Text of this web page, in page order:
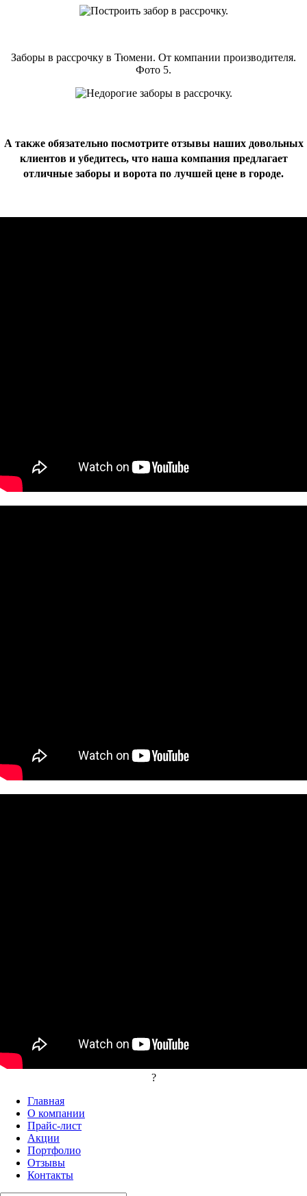
Заборы в рассрочку в Тюмени. От компании производителя.
Фото 5.
А также обязательно посмотрите отзывы наших довольных
клиентов и убедитесь, что наша компания предлагает
отличные заборы и ворота по лучшей цене в городе.
?
Главная
О компании
Прайс-лист
Акции
Портфолио
Отзывы
Контакты